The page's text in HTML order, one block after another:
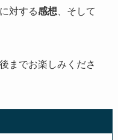
対する感想 、そして
までお楽しみくださ